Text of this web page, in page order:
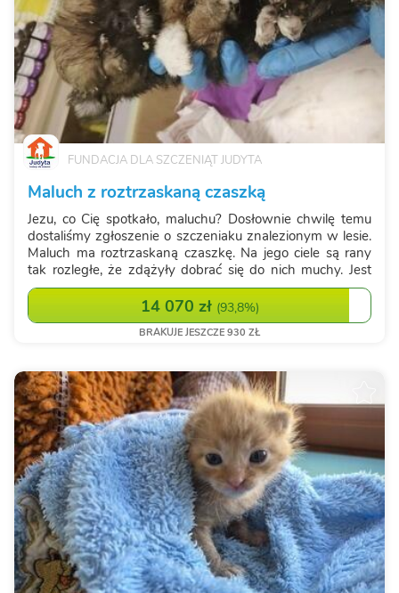
FUNDACJA DLA SZCZENIĄT JUDYTA
Maluch z roztrzaskaną czaszką
Jezu, co Cię spotkało, maluchu? Dosłownie chwilę temu
dostaliśmy zgłoszenie o szczeniaku znalezionym w lesie.
Maluch ma roztrzaskaną czaszkę. Na jego ciele są rany
tak rozległe, że zdążyły dobrać się do nich muchy. Jest
zjadany żywcem, a do tego był w lesie sam - bez żadnej
pomocy. Nie wiemy jesz...14 070 zł (93,8%)
BRAKUJE JESZCZE 930 ZŁ